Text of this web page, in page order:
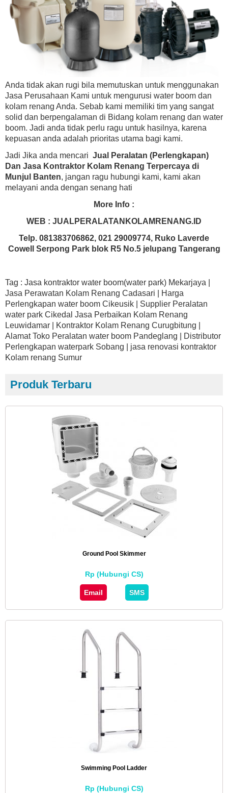
Anda tidak akan rugi bila memutuskan untuk menggunakan
Jasa Perusahaan Kami untuk mengurusi water boom dan
kolam renang Anda. Sebab kami memiliki tim yang sangat
solid dan berpengalaman di Bidang kolam renang dan water
boom. Jadi anda tidak perlu ragu untuk hasilnya, karena
kepuasan anda adalah prioritas utama bagi kami.
Jadi Jika anda mencari Jual Peralatan (Perlengkapan)
Dan Jasa Kontraktor Kolam Renang Terpercaya di
Munjul Banten, jangan ragu hubungi kami, kami akan
melayani anda dengan senang hati
More Info :
WEB : JUALPERALATANKOLAMRENANG.ID
Telp. 081383706862, 021 29009774, Ruko Laverde
Cowell Serpong Park blok R5 No.5 jelupang Tangerang
Tag : Jasa kontraktor water boom(water park) Mekarjaya |
Jasa Perawatan Kolam Renang Cadasari | Harga
Perlengkapan water boom Cikeusik | Supplier Peralatan
water park Cikedal Jasa Perbaikan Kolam Renang
Leuwidamar | Kontraktor Kolam Renang Curugbitung |
Alamat Toko Peralatan water boom Pandeglang | Distributor
Perlengkapan waterpark Sobang | jasa renovasi kontraktor
Kolam renang Sumur
Produk Terbaru
Ground Pool Skimmer
Rp (Hubungi CS)
Email SMS
Swimming Pool Ladder
Rp (Hubungi CS)